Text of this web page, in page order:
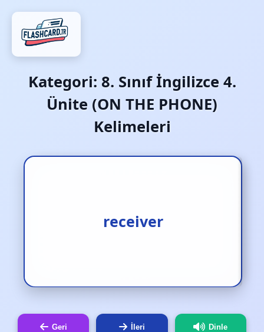
Kategori: 8. Sınıf İngilizce 4.
Ünite (ON THE PHONE)
Kelimeleri
receiver
telefonu yanıtlayan
Geri İleri Dinle